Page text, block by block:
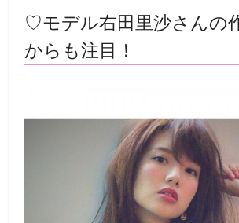
♡モデル右田里沙さんの
からも注目！